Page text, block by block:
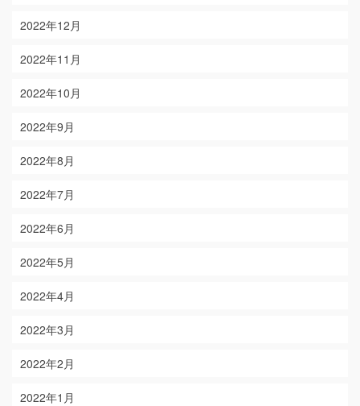
2022年12月
2022年11月
2022年10月
2022年9月
2022年8月
2022年7月
2022年6月
2022年5月
2022年4月
2022年3月
2022年2月
2022年1月